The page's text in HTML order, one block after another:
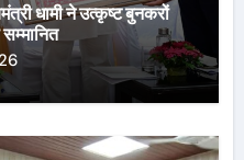
धामी ने उत्कृष्ट बुनकरों